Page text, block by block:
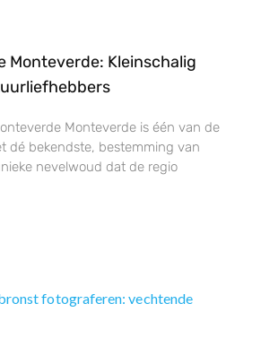
Monteverde: Kleinschalig
Monteverde is één van de
dé bekendste, bestemming van
nevelwoud dat de regio